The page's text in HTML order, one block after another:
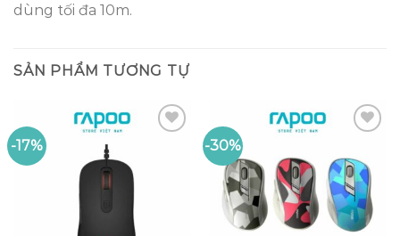
dùng tối đa 10m.
SẢN PHẨM TƯƠNG TỰ
-17% -30%
wishlist